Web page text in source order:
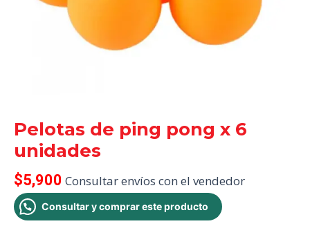
Pelotas de ping pong x 6
unidades
$5,900 Consultar envíos con el vendedor
Consultar y comprar este producto